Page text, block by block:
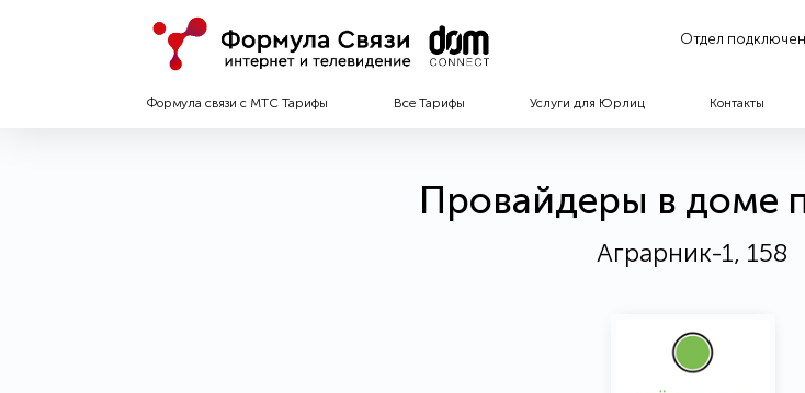
Отдел
Формула связи с МТС Тарифы Все Тарифы Услуги для Юрлиц Контакты
Провайдеры в доме
Аграрник-1, 158